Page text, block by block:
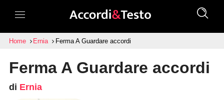
Home Ernia Ferma A Guardare accordi
Ferma A Guardare accordi
di Ernia